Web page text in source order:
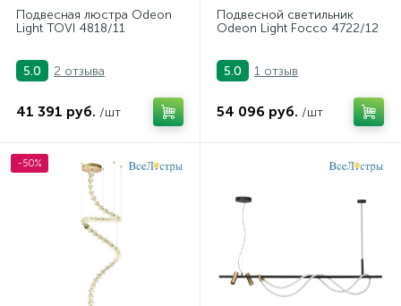
Подвесная люстра Odeon
Light TOVI 4818/11
5.0 2 отзыва
41 391 руб. /шт
Подвесной светильник
Odeon Light Focco 4722/12
5.0 1 отзыв
54 096 руб. /шт
-50%